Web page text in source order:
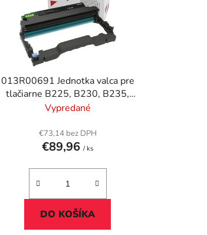
u
k
013R00691 Jednotka valca pre
tlačiarne B225, B230, B235,
XEROX, čierna, 12k
Vypredané
€73,14 bez DPH
€89,96/ ks
DO KOŠÍKA